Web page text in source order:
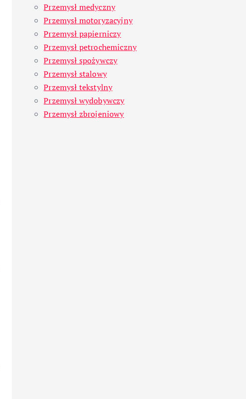
Przemysł medyczny
Przemysł motoryzacyjny
Przemysł papierniczy
Przemysł petrochemiczny
Przemysł spożywczy
Przemysł stalowy
Przemysł tekstylny
Przemysł wydobywczy
Przemysł zbrojeniowy